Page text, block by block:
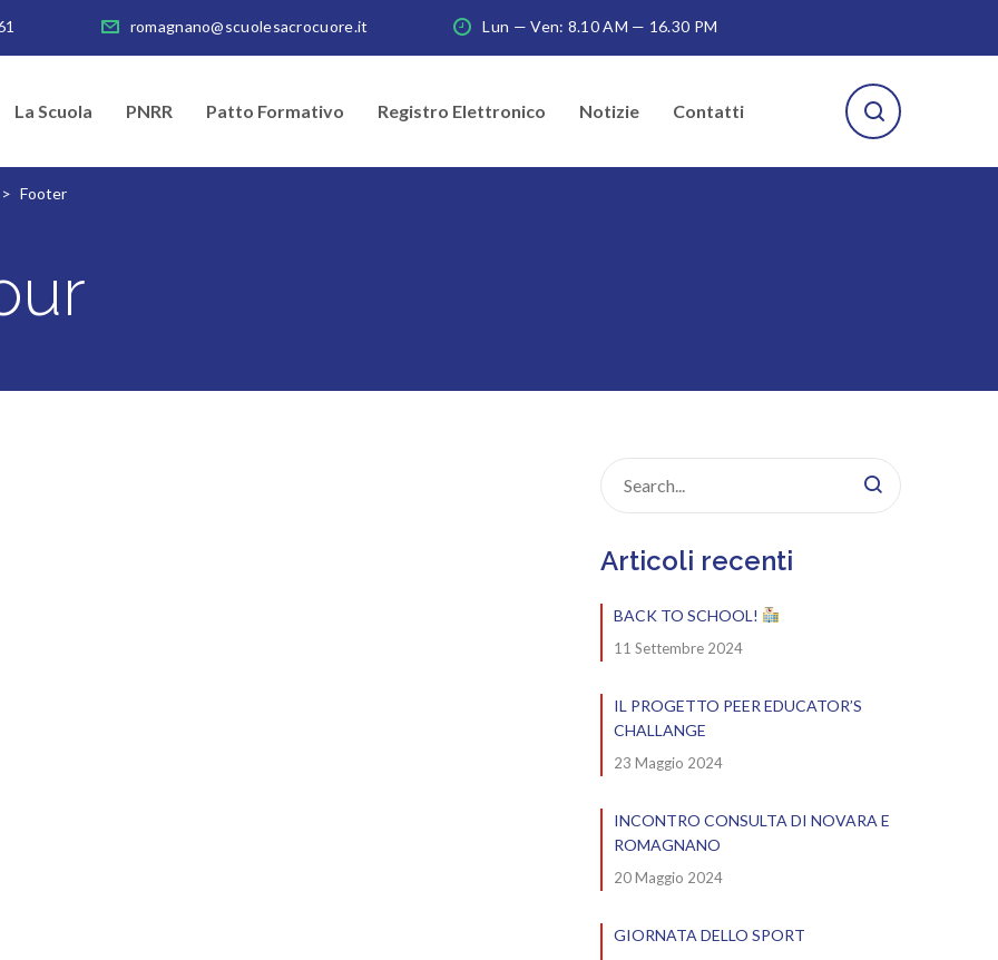
romagnano@scuolesacrocuore.it Lun — Ven: 8.10 AM — 16.30 PM
La Scuola PNRR Patto Formativo Registro Elettronico Notizie Contatti
> Footer
Articoli recenti
BACK TO SCHOOL!
11 Settembre 2024
IL PROGETTO PEER EDUCATOR’S
CHALLANGE
23 Maggio 2024
INCONTRO CONSULTA DI NOVARA E
ROMAGNANO
20 Maggio 2024
GIORNATA DELLO SPORT